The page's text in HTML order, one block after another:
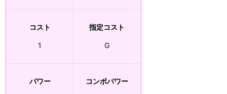
コスト
1
指定コスト
G
パワー コンボパワー